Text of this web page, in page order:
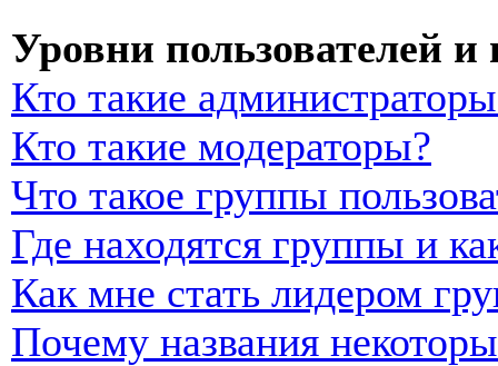
Уровни пользователей
Кто такие
Кто такие модераторы?
Что такое группы
Где находятся группы и
Как мне стать лидером
Почему названия